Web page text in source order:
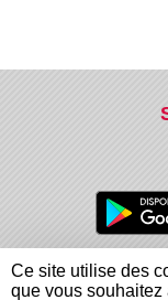
Charte
Informations
Ce site utilise des
que vous souhaitez